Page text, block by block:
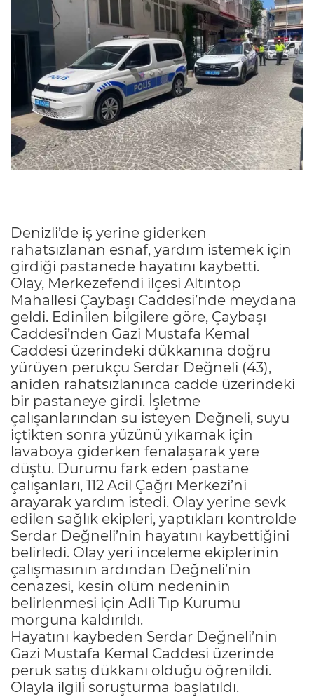
Denizli’de iş yerine giderken
rahatsızlanan esnaf, yardım istemek için
girdiği pastanede hayatını kaybetti.
Olay, Merkezefendi ilçesi Altıntop
Mahallesi Çaybaşı Caddesi’nde meydana
geldi. Edinilen bilgilere göre, Çaybaşı
Caddesi’nden Gazi Mustafa Kemal
Caddesi üzerindeki dükkanına doğru
yürüyen perukçu Serdar Değneli (43),
aniden rahatsızlanınca cadde üzerindeki
bir pastaneye girdi. İşletme
çalışanlarından su isteyen Değneli, suyu
içtikten sonra yüzünü yıkamak için
lavaboya giderken fenalaşarak yere
düştü. Durumu fark eden pastane
çalışanları, 112 Acil Çağrı Merkezi’ni
arayarak yardım istedi. Olay yerine sevk
edilen sağlık ekipleri, yaptıkları kontrolde
Serdar Değneli’nin hayatını kaybettiğini
belirledi. Olay yeri inceleme ekiplerinin
çalışmasının ardından Değneli’nin
cenazesi, kesin ölüm nedeninin
belirlenmesi için Adli Tıp Kurumu
morguna kaldırıldı.
Hayatını kaybeden Serdar Değneli’nin
Gazi Mustafa Kemal Caddesi üzerinde
peruk satış dükkanı olduğu öğrenildi.
Olayla ilgili soruşturma başlatıldı.